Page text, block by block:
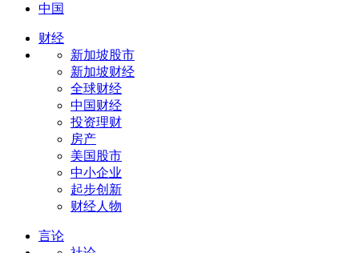
中国
财经
新加坡股市
新加坡财经
全球财经
中国财经
投资理财
房产
美国股市
中小企业
起步创新
财经人物
言论